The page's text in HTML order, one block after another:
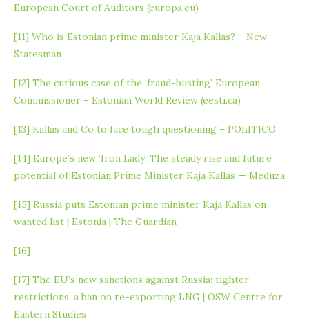
European Court of Auditors (europa.eu)
[11] Who is Estonian prime minister Kaja Kallas? – New
Statesman
[12] The curious case of the ‘fraud-busting’ European
Commissioner – Estonian World Review (eesti.ca)
[13] Kallas and Co to face tough questioning – POLITICO
[14] Europe’s new ‘Iron Lady’ The steady rise and future
potential of Estonian Prime Minister Kaja Kallas — Meduza
[15] Russia puts Estonian prime minister Kaja Kallas on
wanted list | Estonia | The Guardian
[16]
[17] The EU’s new sanctions against Russia: tighter
restrictions, a ban on re-exporting LNG | OSW Centre for
Eastern Studies